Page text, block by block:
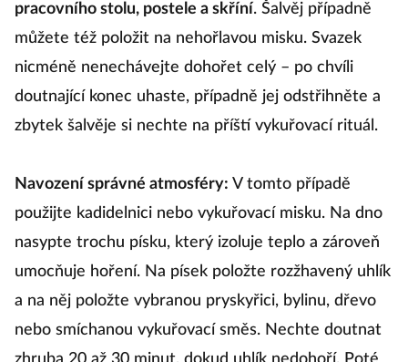
pracovního stolu, postele a skříní. Šalvěj případně
můžete též položit na nehořlavou misku. Svazek
nicméně nenechávejte dohořet celý – po chvíli
doutnající konec uhaste, případně jej odstřihněte a
zbytek šalvěje si nechte na příští vykuřovací rituál.
Navození správné atmosféry: V tomto případě
použijte kadidelnici nebo vykuřovací misku. Na dno
nasypte trochu písku, který izoluje teplo a zároveň
umocňuje hoření. Na písek položte rozžhavený uhlík
a na něj položte vybranou pryskyřici, bylinu, dřevo
nebo smíchanou vykuřovací směs. Nechte doutnat